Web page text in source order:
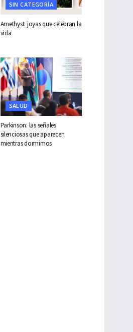
SIN CATEGORÍA
Amethyst: joyas que celebran la
vida
SALUD
Parkinson: las señales
silenciosas que aparecen
mientras dormimos